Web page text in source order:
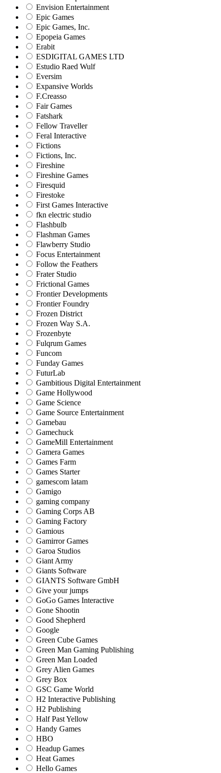
Envision Entertainment
Epic Games
Epic Games, Inc.
Epopeia Games
Erabit
ESDIGITAL GAMES LTD
Estudio Raed Wulf
Eversim
Expansive Worlds
F.Creasso
Fair Games
Fatshark
Fellow Traveller
Feral Interactive
Fictions
Fictions, Inc.
Fireshine
Fireshine Games
Firesquid
Firestoke
First Games Interactive
fkn electric studio
Flashbulb
Flashman Games
Flawberry Studio
Focus Entertainment
Follow the Feathers
Frater Studio
Frictional Games
Frontier Developments
Frontier Foundry
Frozen District
Frozen Way S.A.
Frozenbyte
Fulqrum Games
Funcom
Funday Games
FuturLab
Gambitious Digital Entertainment
Game Hollywood
Game Science
Game Source Entertainment
Gamebau
Gamechuck
GameMill Entertainment
Gamera Games
Games Farm
Games Starter
gamescom latam
Gamigo
gaming company
Gaming Corps AB
Gaming Factory
Gamious
Gamirror Games
Garoa Studios
Giant Army
Giants Software
GIANTS Software GmbH
Give your jumps
GoGo Games Interactive
Gone Shootin
Good Shepherd
Google
Green Cube Games
Green Man Gaming Publishing
Green Man Loaded
Grey Alien Games
Grey Box
GSC Game World
H2 Interactive Publishing
H2 Publishing
Half Past Yellow
Handy Games
HBO
Headup Games
Heat Games
Hello Games